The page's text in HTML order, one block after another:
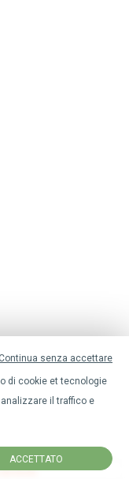
Continua senza accettare
di cookie et tecnologie
il traffico e
ACCETTATO